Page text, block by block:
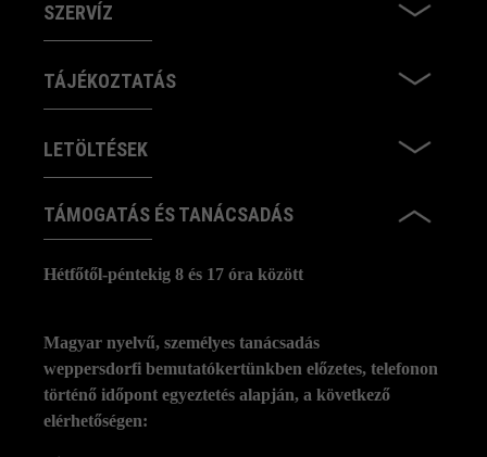
SZERVÍZ
TÁJÉKOZTATÁS
LETÖLTÉSEK
TÁMOGATÁS ÉS TANÁCSADÁS
Hétfőtől-péntekig 8 és 17 óra között
Magyar nyelvű, személyes tanácsadás
weppersdorfi bemutatókertünkben előzetes, telefonon
történő időpont egyeztetés alapján, a következő
elérhetőségen: